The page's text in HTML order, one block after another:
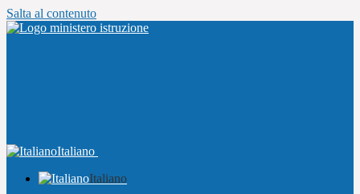
Salta al contenuto
Italiano
Italiano